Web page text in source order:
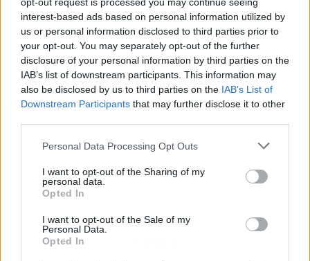
interest-based ads based on personal information utilized by
us or personal information disclosed to third parties prior to
your opt-out. You may separately opt-out of the further
disclosure of your personal information by third parties on the
IAB’s list of downstream participants. This information may
also be disclosed by us to third parties on the IAB’s List of
Downstream Participants that may further disclose it to other
Personal Data Processing Opt Outs
I want to opt-out of the Sharing of my
personal data.
Opted In
I want to opt-out of the Sale of my
Personal Data.
Opted In